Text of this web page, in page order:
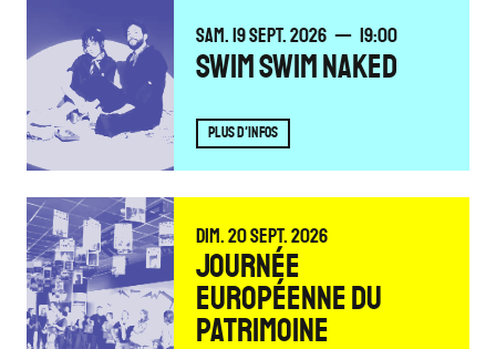
SAMEDI
SAM. 19SEPTEMBRE
SEPT. 2026 19:00
SWIM SWIM NAKED
PLUS D'INFOS
DIMANCHE
DIM. 20SEPTEMBRE
SEPT. 2026
JOURNÉE
EUROPÉENNE DU
PATRIMOINE